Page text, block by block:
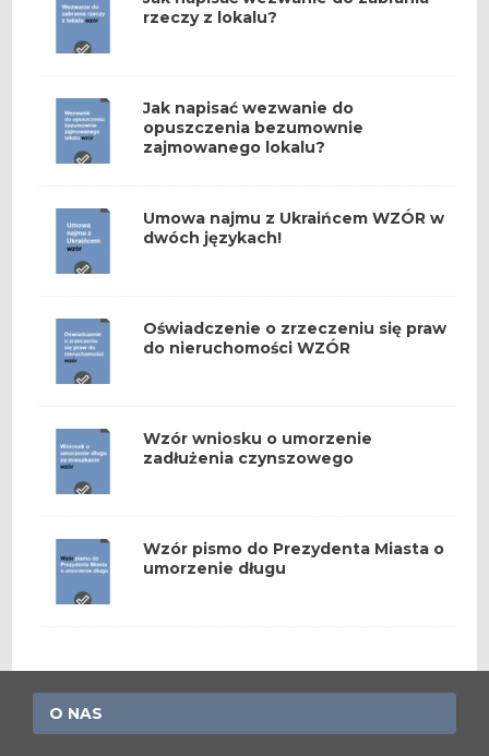
rzeczy z lokalu?
Jak napisać wezwanie do
opuszczenia bezumownie
zajmowanego lokalu?
Umowa najmu z Ukraińcem WZÓR w
dwóch językach!
Oświadczenie o zrzeczeniu się praw
do nieruchomości WZÓR
Wzór wniosku o umorzenie
zadłużenia czynszowego
Wzór pismo do Prezydenta Miasta o
umorzenie długu
O NAS